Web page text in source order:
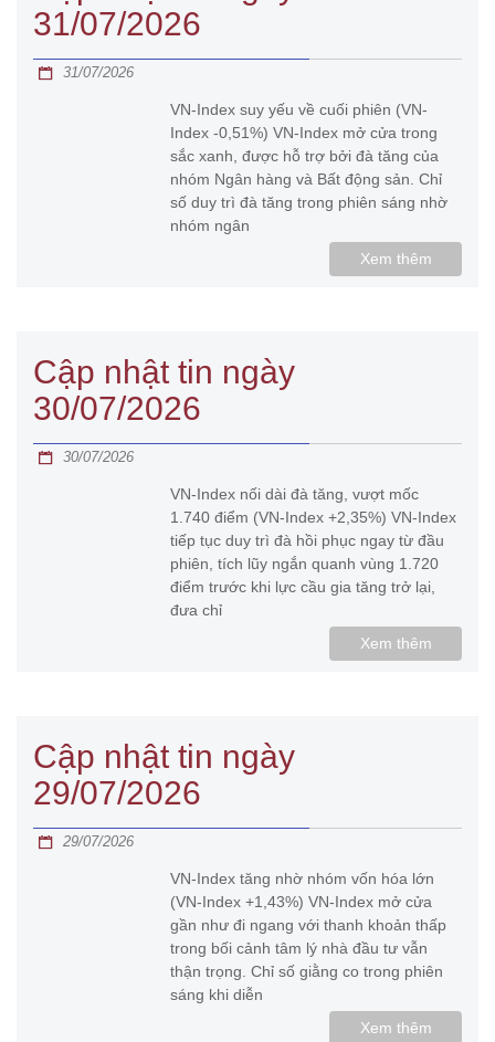
31/07/2026
31/07/2026
VN-Index suy yếu về cuối phiên (VN-
Index -0,51%) VN-Index mở cửa trong
sắc xanh, được hỗ trợ bởi đà tăng của
nhóm Ngân hàng và Bất động sản. Chỉ
số duy trì đà tăng trong phiên sáng nhờ
nhóm ngân
Xem thêm
Cập nhật tin ngày
30/07/2026
30/07/2026
VN-Index nối dài đà tăng, vượt mốc
1.740 điểm (VN-Index +2,35%) VN-Index
tiếp tục duy trì đà hồi phục ngay từ đầu
phiên, tích lũy ngắn quanh vùng 1.720
điểm trước khi lực cầu gia tăng trở lại,
đưa chỉ
Xem thêm
Cập nhật tin ngày
29/07/2026
29/07/2026
VN-Index tăng nhờ nhóm vốn hóa lớn
(VN-Index +1,43%) VN-Index mở cửa
gần như đi ngang với thanh khoản thấp
trong bối cảnh tâm lý nhà đầu tư vẫn
thận trọng. Chỉ số giằng co trong phiên
sáng khi diễn
Xem thêm